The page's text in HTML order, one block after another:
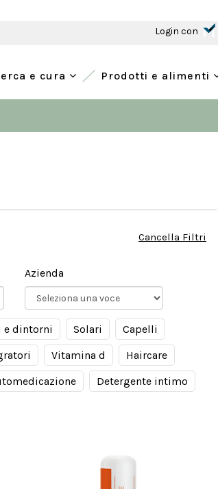
Login con
e cura Prodotti e alimenti
Cancella Filtri
Azienda
e dintorni Solari
Capelli
Vitamina d
Haircare
Detergente intimo